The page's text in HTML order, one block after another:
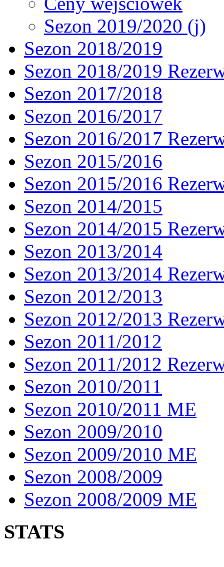
Sezon 2019/2020 (j)
Sezon 2018/2019
Sezon 2018/2019
Sezon 2017/2018
Sezon 2016/2017
Sezon 2016/2017
Sezon 2015/2016
Sezon 2015/2016
Sezon 2014/2015
Sezon 2014/2015
Sezon 2013/2014
Sezon 2013/2014
Sezon 2012/2013
Sezon 2012/2013
Sezon 2011/2012
Sezon 2011/2012
Sezon 2010/2011
Sezon 2010/2011 ME
Sezon 2009/2010
Sezon 2009/2010 ME
Sezon 2008/2009
Sezon 2008/2009 ME
STATS